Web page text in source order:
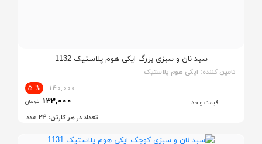
سبد نان و سبزی بزرگ ایکی هوم پلاستیک 1132
تامین کننده: ایکی هوم پلاستیک
قیمت واحد
140,000
% 5
133,000 تومان
تعداد در هر کارتن: 24 عدد